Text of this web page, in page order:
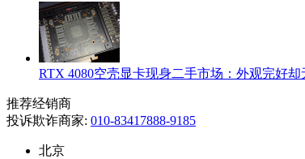
RTX 4080空壳显卡现身二手市场：外观完好却
推荐经销商
投诉欺诈商家: 010-83417888-9185
北京